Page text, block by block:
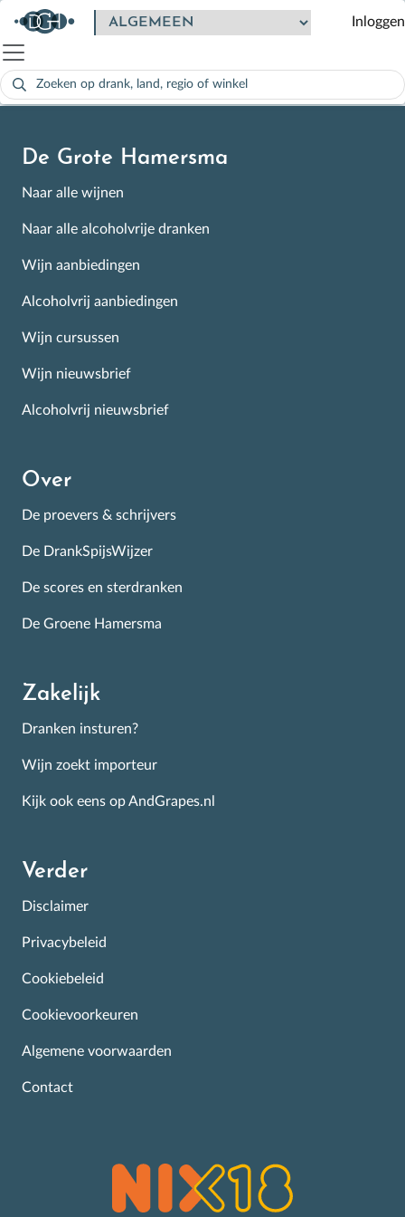
Zoeken
naar:
Als de resultaten voor automatisch aanvullen beschikbaar zijn,
Inloggen
Uitproberen
De Grote Hamersma
Naar alle wijnen
Naar alle alcoholvrije dranken
Wijn aanbiedingen
Alcoholvrij aanbiedingen
Wijn cursussen
Wijn nieuwsbrief
Alcoholvrij nieuwsbrief
Over
De proevers & schrijvers
De DrankSpijsWijzer
De scores en sterdranken
De Groene Hamersma
Zakelijk
Dranken insturen?
Wijn zoekt importeur
Kijk ook eens op AndGrapes.nl
Verder
Disclaimer
Privacybeleid
Cookiebeleid
Cookievoorkeuren
Algemene voorwaarden
Contact